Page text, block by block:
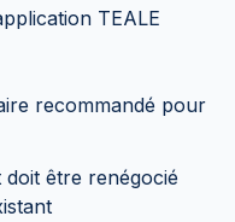
TEALE
recommandé pour
être renégocié